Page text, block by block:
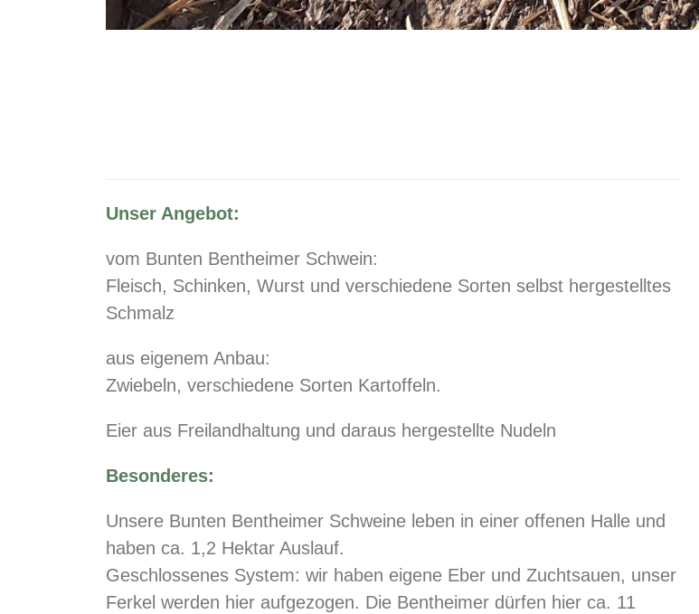
Unser Angebot:
vom Bunten Bentheimer Schwein:
Fleisch, Schinken, Wurst und verschiedene Sorten selbst hergestelltes
Schmalz
aus eigenem Anbau:
Zwiebeln, verschiedene Sorten Kartoffeln.
Eier aus Freilandhaltung und daraus hergestellte Nudeln
Besonderes:
Unsere Bunten Bentheimer Schweine leben in einer offenen Halle und
haben ca. 1,2 Hektar Auslauf.
Geschlossenes System: wir haben eigene Eber und Zuchtsauen, unser
Ferkel werden hier aufgezogen. Die Bentheimer dürfen hier ca. 11